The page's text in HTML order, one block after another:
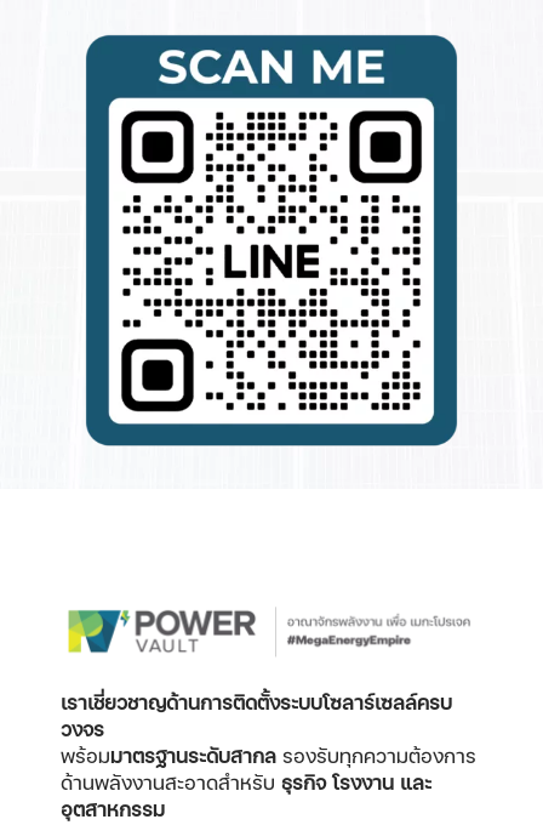
เราเชี่ยวชาญด้านการติดตั้งระบบโซลาร์เซลล์ครบ
วงจร
พร้อมมาตรฐานระดับสากล รองรับทุกความต้องการ
ด้านพลังงานสะอาดสำหรับ ธุรกิจ โรงงาน และ
อุตสาหกรรม